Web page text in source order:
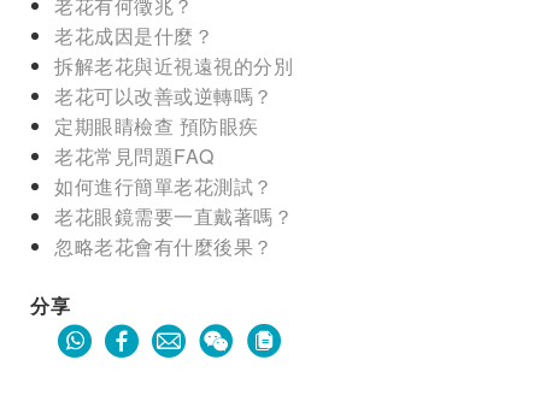
老花成因是什麼？
拆解老花與近視遠視的分別
老花可以改善或逆轉嗎？
定期眼睛檢查 預防眼疾
老花常見問題FAQ
如何進行簡單老花測試？
老花眼鏡需要一直戴著嗎？
忽略老花會有什麼後果？
分享